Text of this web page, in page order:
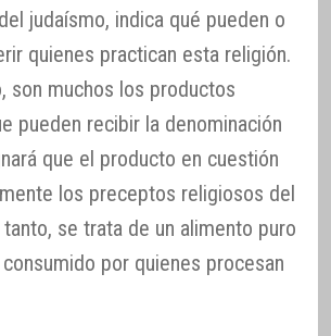
judaísmo, indica qué pueden o
quienes practican esta religión.
son muchos los productos
pueden recibir la denominación
que el producto en cuestión
los preceptos religiosos del
se trata de un alimento puro
por quienes procesan